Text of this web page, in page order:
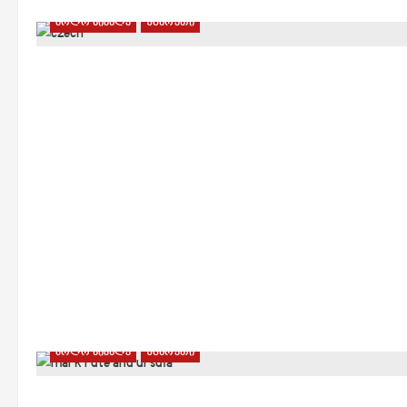
ბოლო სიახლე უცხოეთი
ბოლო სიახლე უცხოეთი